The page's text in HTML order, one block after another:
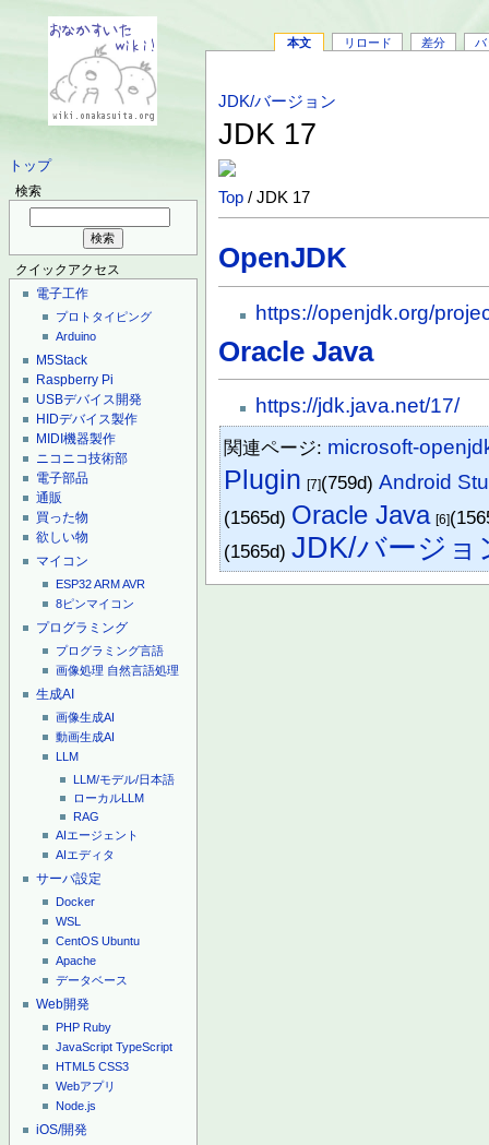
トップ
検索
クイックアクセス
電子工作
プロトタイピング
Arduino
M5Stack
Raspberry Pi
USBデバイス開発
HIDデバイス製作
MIDI機器製作
ニコニコ技術部
電子部品
通販
買った物
欲しい物
マイコン
ESP32ARMAVR
8ピンマイコン
プログラミング
プログラミング言語
画像処理 自然言語処理
生成AI
画像生成AI
動画生成AI
LLM
LLM/モデル/日本語
ローカルLLM
RAG
AIエージェント
AIエディタ
サーバ設定
Docker
WSL
CentOS Ubuntu
Apache
データベース
Web開発
PHP Ruby
JavaScript TypeScript
HTML5 CSS3
Webアプリ
Node.js
iOS/開発
本文 リロード 差分 バ
JDK/バージョン
JDK 17
Top / JDK 17
OpenJDK
https://openjdk.org/
Oracle Java
https://jdk.java.net/17/
関連ページ: microsoft-
Plugin [7](759d)Android
(1565d) Oracle Java [6]
(1565d)JDK/バージョ